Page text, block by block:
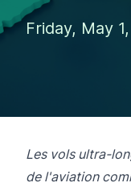
Friday, May
Les vols ultra-
de l'aviation